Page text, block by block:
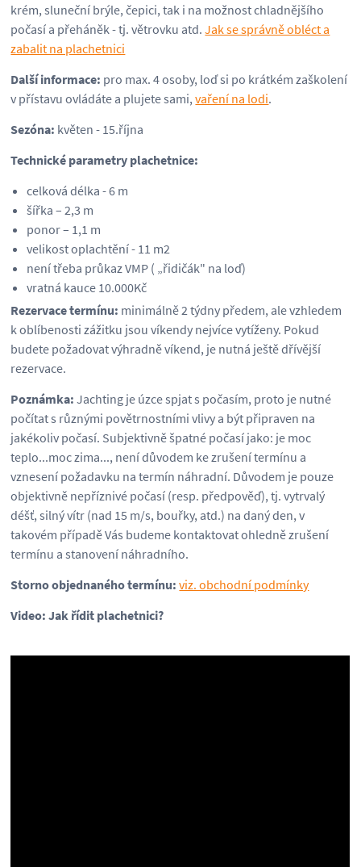
krém, sluneční brýle, čepici, tak i na možnost chladnějšího
počasí a přeháněk - tj. větrovku atd.Jak se správně obléct a
zabalit na plachetnici
Další informace: pro max. 4 osoby, loď si po krátkém zaškolení
v přístavu ovládáte a plujete sami,vaření na lodi.
Sezóna: květen - 15.října
Technické parametry plachetnice:
celková délka - 6 m
šířka – 2,3 m
ponor – 1,1 m
velikost oplachtění - 11 m2
není třeba průkaz VMP ( „řidičák" na loď)
vratná kauce 10.000Kč
Rezervace termínu: minimálně 2 týdny předem, ale vzhledem
k oblíbenosti zážitku jsou víkendy nejvíce vytíženy. Pokud
budete požadovat výhradně víkend, je nutná ještě dřívější
rezervace.
Poznámka:Jachting je úzce spjat s počasím, proto je nutné
počítat s různými povětrnostními vlivy a být připraven na
jakékoliv počasí. Subjektivně špatné počasí jako: je moc
teplo...moc zima..., není důvodem ke zrušení termínu a
vznesení požadavku na termín náhradní. Důvodem je pouze
objektivně nepříznivé počasí (resp. předpověď), tj. vytrvalý
déšť, silný vítr (nad 15 m/s, bouřky, atd.) na daný den, v
takovém případě Vás budeme kontaktovat ohledně zrušení
termínu a stanovení náhradního.
Storno objednaného termínu:viz. obchodní podmínky
Video: Jak řídit plachetnici?